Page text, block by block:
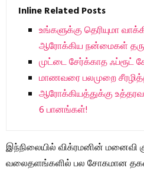
Inline Related Posts
உங்களுக்கு தெரியுமா
ஆரோக்கிய நன்மைகள்
முட்டை சேர்க்காத ஃப்ரூட்
மாணவரை பலமுறை
ஆரோக்கியத்துக்கு
6 பானங்கள்!
இந்நிலையில் விக்ரமனின் மனைவி
வலைதளங்களில் பல சோகமான